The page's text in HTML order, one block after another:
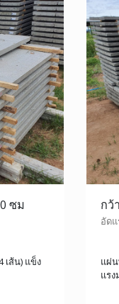
ซม
เส้น) แข็ง
กว้
อัด
แผ่น
แร